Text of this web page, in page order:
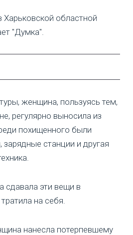
областной
"Думка".
женщина, пользуясь тем,
регулярно выносила из
похищенного были
зарядные станции и другая
сдавала эти вещи в
на себя.
нанесла потерпевшему